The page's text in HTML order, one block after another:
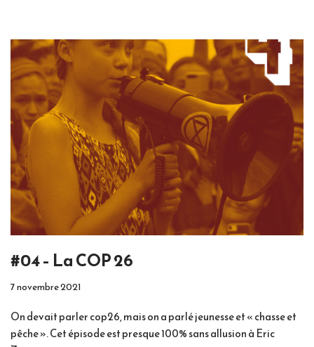
#04 – La COP 26
7 novembre 2021
On devait parler cop26, mais on a parlé jeunesse et « chasse et
pêche ». Cet épisode est presque 100% sans allusion à Eric